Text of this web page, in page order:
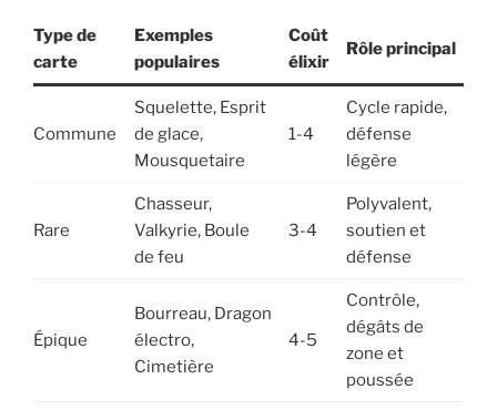
Type de
carte
Exemples
populaires
Coût
élixir
Rôle principal
Commune
Squelette, Esprit
de glace,
Mousquetaire
1-4
Cycle rapide,
défense
légère
Rare
Chasseur,
Valkyrie, Boule
de feu
3-4
Polyvalent,
soutien et
défense
Épique
Bourreau, Dragon
électro,
Cimetière
4-5
Contrôle,
dégâts de
zone et
poussée